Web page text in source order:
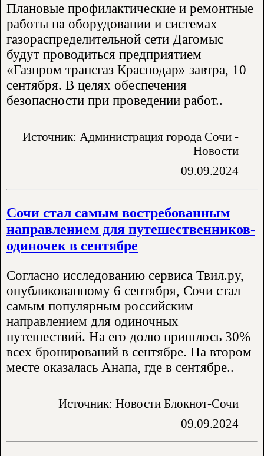
Плановые профилактические и ремонтные
работы на оборудовании и системах
газораспределительной сети Дагомыс
будут проводиться предприятием
«Газпром трансгаз Краснодар» завтра, 10
сентября. В целях обеспечения
безопасности при проведении работ..
Источник: Администрация города Сочи -
Новости
09.09.2024
Сочи стал самым востребованным
направлением для путешественников-
одиночек в сентябре
Согласно исследованию сервиса Твил.ру,
опубликованному 6 сентября, Сочи стал
самым популярным российским
направлением для одиночных
путешествий. На его долю пришлось 30%
всех бронирований в сентябре. На втором
месте оказалась Анапа, где в сентябре..
Источник: Новости Блокнот-Сочи
09.09.2024